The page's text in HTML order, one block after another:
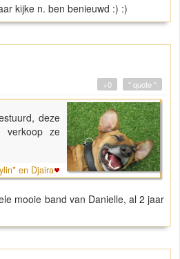
kijke n. ben benieuwd :) :)
" quote "
+0
deze
verkoop ze
en Djaira
mooie band van Danielle, al 2 jaar